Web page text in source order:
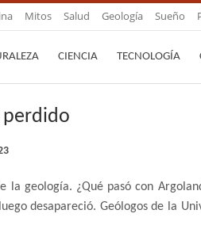
Mitos Salud Geología Sueño
CIENCIA TECNOLOGÍA
la geología. ¿Qué pasó con
desapareció. Geólogos de la